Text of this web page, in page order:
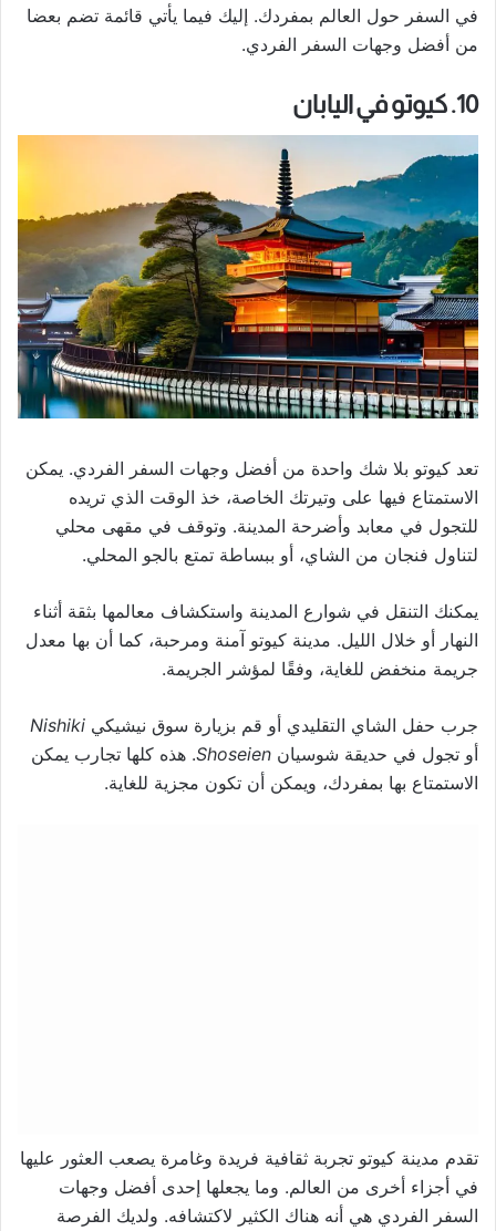
في السفر حول العالم بمفردك. إليك فيما يأتي قائمة تضم بعضا
من أفضل وجهات السفر الفردي.
10. كيوتو في اليابان
تعد كيوتو بلا شك واحدة من أفضل وجهات السفر الفردي. يمكن
الاستمتاع فيها على وتيرتك الخاصة، خذ الوقت الذي تريده
للتجول في معابد وأضرحة المدينة. وتوقف في مقهى محلي
لتناول فنجان من الشاي، أو ببساطة تمتع بالجو المحلي.
يمكنك التنقل في شوارع المدينة واستكشاف معالمها بثقة أثناء
النهار أو خلال الليل. مدينة كيوتو آمنة ومرحبة، كما أن بها معدل
جريمة منخفض للغاية، وفقًا لمؤشر الجريمة.
جرب حفل الشاي التقليدي أو قم بزيارة سوق نيشيكي Nishiki
أو تجول في حديقة شوسيان Shoseien. هذه كلها تجارب يمكن
الاستمتاع بها بمفردك، ويمكن أن تكون مجزية للغاية.
تقدم مدينة كيوتو تجربة ثقافية فريدة وغامرة يصعب العثور عليها
في أجزاء أخرى من العالم. وما يجعلها إحدى أفضل وجهات
السفر الفردي هي أنه هناك الكثير لاكتشافه. ولديك الفرصة